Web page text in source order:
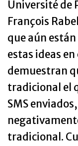
Université de
François
que aún
estas ideas
demuestran
tradicional el
SMS
tradicional.